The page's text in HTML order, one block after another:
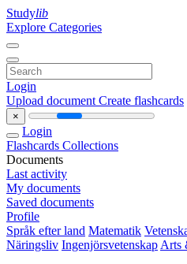
Studylib
Explore Categories
Login
Upload document Create flashcards
×
Login
Flashcards Collections
Documents
Last activity
My documents
Saved documents
Profile
Språk efter land Matematik
Näringsliv Ingenjörsvetenskap Arts